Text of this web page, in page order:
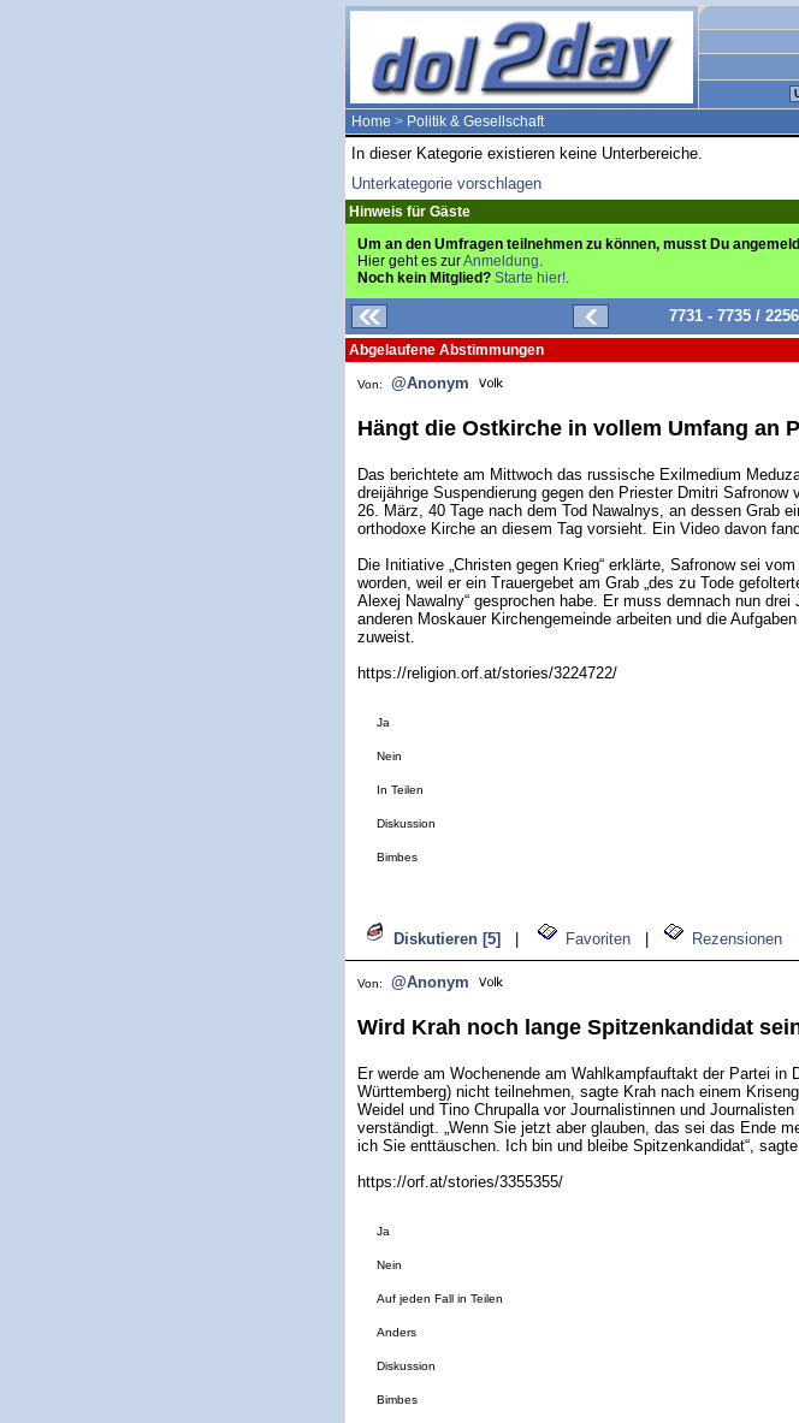
Home > Politik & Gesellschaft
In dieser Kategorie existieren keine Unterbereiche.
Unterkategorie vorschlagen
Hinweis für Gäste
Um an den Umfragen teilnehmen zu können, musst Du
Hier geht es zurAnmeldung.
Noch kein Mitglied? Starte hier!.
7731 - 7735 /
Abgelaufene Abstimmungen
Von: @Anonym
Hängt die Ostkirche in vollem Umfang an
Das berichtete am Mittwoch das russische Exilmedium
dreijährige Suspendierung gegen den Priester Dmitri Safronow
26. März, 40 Tage nach dem Tod Nawalnys, an dessen Grab
orthodoxe Kirche an diesem Tag vorsieht. Ein Video davon
Die Initiative „Christen gegen Krieg“ erklärte, Safronow sei
worden, weil er ein Trauergebet am Grab „des zu Tode
Alexej Nawalny“ gesprochen habe. Er muss demnach nun
anderen Moskauer Kirchengemeinde arbeiten und die
zuweist.
https://religion.orf.at/stories/3224722/
Ja
Nein
In Teilen
Diskussion
Bimbes
Diskutieren [5] Favoriten Rezensionen
Von: @Anonym
Wird Krah noch lange Spitzenkandidat
Er werde am Wochenende am Wahlkampfauftakt der Partei in
Württemberg) nicht teilnehmen, sagte Krah nach einem
Weidel und Tino Chrupalla vor Journalistinnen und
verständigt. „Wenn Sie jetzt aber glauben, das sei das Ende
ich Sie enttäuschen. Ich bin und bleibe Spitzenkandidat“,
https://orf.at/stories/3355355/
Ja
Nein
Auf jeden Fall in Teilen
Anders
Diskussion
Bimbes